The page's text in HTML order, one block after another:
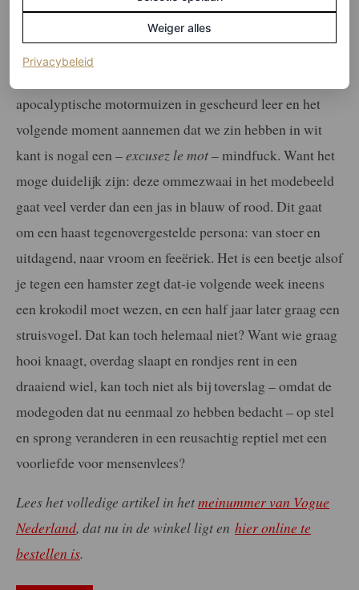
blauwe jas, maar een rode’, maar al met al zijn we toch
gewoon, tja, wie we zijn.
apocalyptische motormuizen in gescheurd leer en het
volgende moment aannemen dat we zin hebben in wit
kant is nogal een –excusez le mot– mindfuck. Want het
moge duidelijk zijn: deze ommezwaai in het modebeeld
gaat veel verder dan een jas in blauw of rood. Dit gaat
om een haast tegenovergestelde persona: van stoer en
uitdagend, naar vroom en feeëriek. Het is een beetje alsof
je tegen een hamster zegt dat-ie volgende week ineens
een krokodil moet wezen, en een half jaar later graag een
struisvogel. Dat kan toch helemaal niet? Want wie graag
hooi knaagt, overdag slaapt en rondjes rent in een
draaiend wiel, kan toch niet als bij toverslag – omdat de
modegoden dat nu eenmaal zo hebben bedacht – op stel
en sprong veranderen in een reusachtig reptiel met een
voorliefde voor mensenvlees?
Lees het volledige artikel in hetmeinummer van Vogue
Nederland, dat nu in de winkel ligt en hier online te
bestellen is.
Weiger alles
Privacybeleid